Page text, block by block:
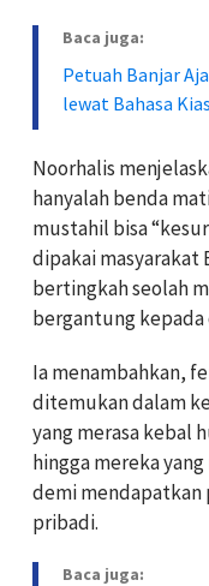
Baca juga:
Petuah Banjar
lewat Bahasa
Noorhalis
hanyalah benda
mustahil bisa
dipakai masyarakat
bertingkah seolah
bergantung kepada
Ia menambahkan,
ditemukan dalam
yang merasa kebal
hingga mereka
demi
pribadi.
Baca juga: